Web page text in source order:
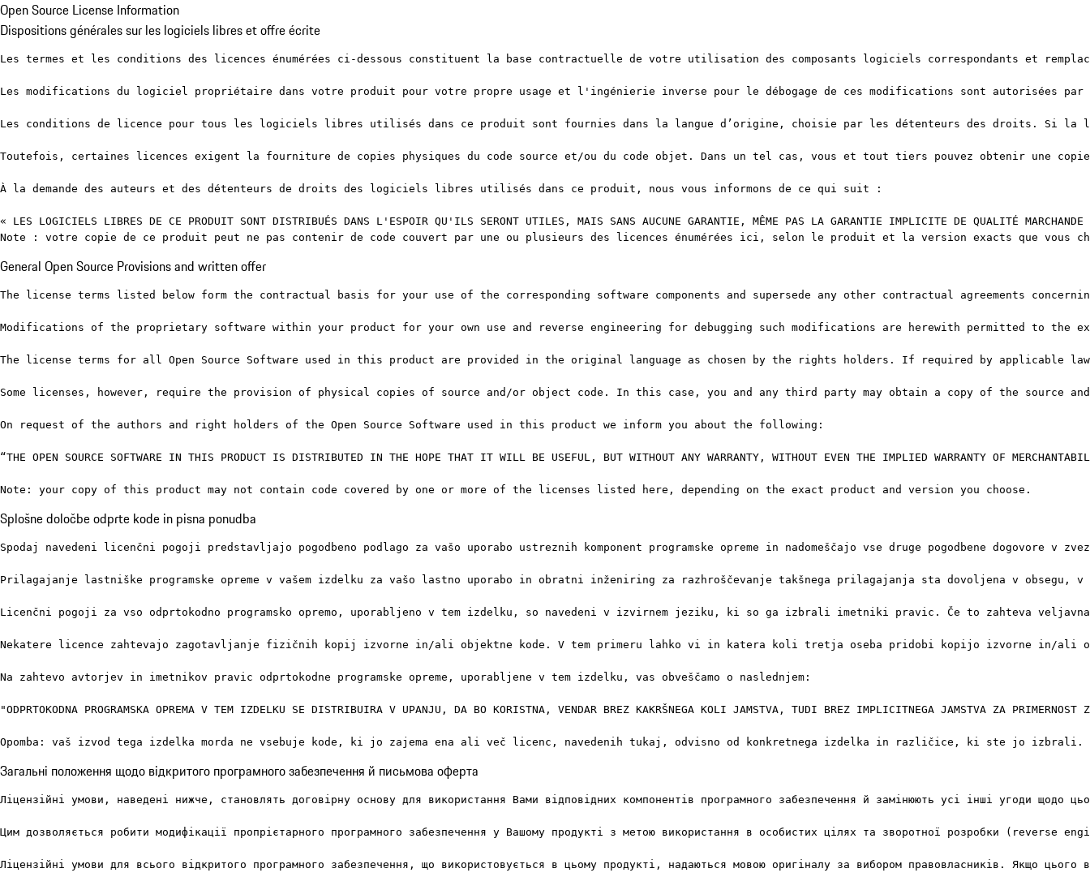
Open Source License Information
Dispositions générales sur les logiciels libres et offre écrite
Les termes et les conditions des licences énumérées ci-dessous constituent la base contractuelle de votre utilisation des composants logiciels correspondants et
Les modifications du logiciel propriétaire dans votre produit pour votre propre usage et l'ingénierie inverse pour le débogage de ces modifications sont autorisées
Les conditions de licence pour tous les logiciels libres utilisés dans ce produit sont fournies dans la langue d’origine, choisie par les détenteurs des droits. Si la
Toutefois, certaines licences exigent la fourniture de copies physiques du code source et/ou du code objet. Dans un tel cas, vous et tout tiers pouvez obtenir une
À la demande des auteurs et des détenteurs de droits des logiciels libres utilisés dans ce produit, nous vous informons de ce qui suit :
« LES LOGICIELS LIBRES DE CE PRODUIT SONT DISTRIBUÉS DANS L'ESPOIR QU'ILS SERONT UTILES, MAIS SANS AUCUNE GARANTIE, MÊME PAS LA GARANTIE IMPLICITE DE
Note : votre copie de ce produit peut ne pas contenir de code couvert par une ou plusieurs des licences énumérées ici, selon le produit et la version exacts que vous
General Open Source Provisions and written offer
The license terms listed below form the contractual basis for your use of the corresponding software components and supersede any other contractual agreements
Modifications of the proprietary software within your product for your own use and reverse engineering for debugging such modifications are herewith permitted to
The license terms for all Open Source Software used in this product are provided in the original language as chosen by the rights holders. If required by applicable
Some licenses, however, require the provision of physical copies of source and/or object code. In this case, you and any third party may obtain a copy of the source
On request of the authors and right holders of the Open Source Software used in this product we inform you about the following:
“THE OPEN SOURCE SOFTWARE IN THIS PRODUCT IS DISTRIBUTED IN THE HOPE THAT IT WILL BE USEFUL, BUT WITHOUT ANY WARRANTY, WITHOUT EVEN THE IMPLIED WARRANTY OF
Note: your copy of this product may not contain code covered by one or more of the licenses listed here, depending on the exact product and version you choose.
Splošne določbe odprte kode in pisna ponudba
Spodaj navedeni licenčni pogoji predstavljajo pogodbeno podlago za vašo uporabo ustreznih komponent programske opreme in nadomeščajo vse druge pogodbene
Prilagajanje lastniške programske opreme v vašem izdelku za vašo lastno uporabo in obratni inženiring za razhroščevanje takšnega prilagajanja sta dovoljena v obsegu,
Licenčni pogoji za vso odprtokodno programsko opremo, uporabljeno v tem izdelku, so navedeni v izvirnem jeziku, ki so ga izbrali imetniki pravic. Če to zahteva veljavna
Nekatere licence zahtevajo zagotavljanje fizičnih kopij izvorne in/ali objektne kode. V tem primeru lahko vi in katera koli tretja oseba pridobi kopijo izvorne in/ali
Na zahtevo avtorjev in imetnikov pravic odprtokodne programske opreme, uporabljene v tem izdelku, vas obveščamo o naslednjem:
"ODPRTOKODNA PROGRAMSKA OPREMA V TEM IZDELKU SE DISTRIBUIRA V UPANJU, DA BO KORISTNA, VENDAR BREZ KAKRŠNEGA KOLI JAMSTVA, TUDI BREZ IMPLICITNEGA JAMSTVA ZA
Opomba: vaš izvod tega izdelka morda ne vsebuje kode, ki jo zajema ena ali več licenc, navedenih tukaj, odvisno od konkretnega izdelka in različice, ki ste jo izbrali.
Загальні положення щодо відкритого програмного забезпечення й письмова оферта
Ліцензійні умови, наведені нижче, становлять договірну основу для використання Вами відповідних компонентів програмного забезпечення й замінюють усі інші угоди щодо
Цим дозволяється робити модифікації пропрієтарного програмного забезпечення у Вашому продукті з метою використання в особистих цілях та зворотної розробки
Ліцензійні умови для всього відкритого програмного забезпечення, що використовується в цьому продукті, надаються мовою оригіналу за вибором правовласників. Якщо